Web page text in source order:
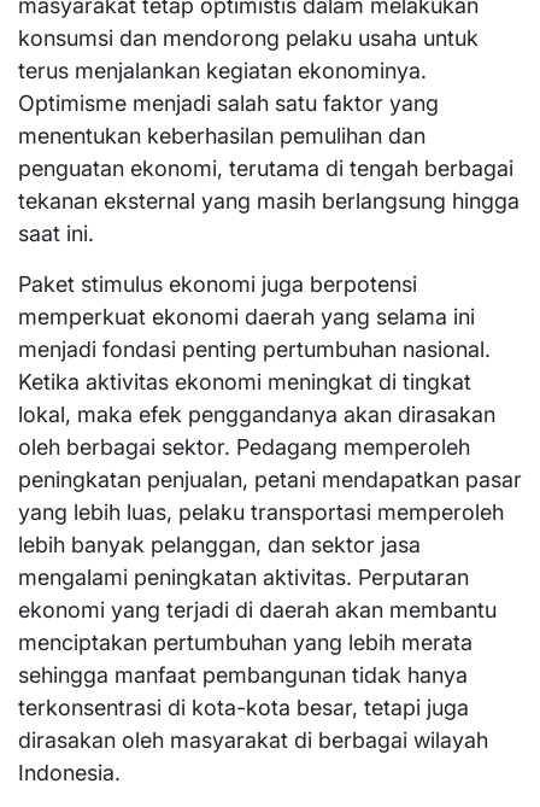
masyarakat tetap optimistis dalam melakukan
konsumsi dan mendorong pelaku usaha untuk
terus menjalankan kegiatan ekonominya.
Optimisme menjadi salah satu faktor yang
menentukan keberhasilan pemulihan dan
penguatan ekonomi, terutama di tengah berbagai
tekanan eksternal yang masih berlangsung hingga
saat ini.
Paket stimulus ekonomi juga berpotensi
memperkuat ekonomi daerah yang selama ini
menjadi fondasi penting pertumbuhan nasional.
Ketika aktivitas ekonomi meningkat di tingkat
lokal, maka efek penggandanya akan dirasakan
oleh berbagai sektor. Pedagang memperoleh
peningkatan penjualan, petani mendapatkan pasar
yang lebih luas, pelaku transportasi memperoleh
lebih banyak pelanggan, dan sektor jasa
mengalami peningkatan aktivitas. Perputaran
ekonomi yang terjadi di daerah akan membantu
menciptakan pertumbuhan yang lebih merata
sehingga manfaat pembangunan tidak hanya
terkonsentrasi di kota-kota besar, tetapi juga
dirasakan oleh masyarakat di berbagai wilayah
Indonesia.